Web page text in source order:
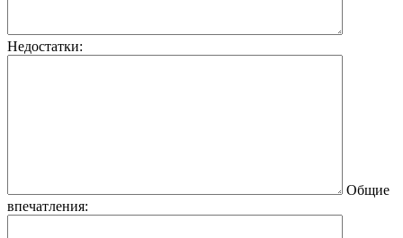
Недостатки:
Общие
впечатления: